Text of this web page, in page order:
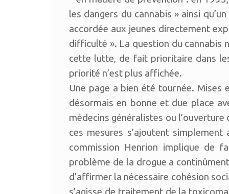
les dangers du cannabis » ainsi
accordée aux jeunes directement
difficulté ». La question du cannabis
cette lutte, de fait prioritaire dans
priorité n’est plus affichée.
Une page a bien été tournée. Mises
désormais en bonne et due place
médecins généralistes ou
ces mesures s’ajoutent
commission Henrion implique de
problème de la drogue a
d’affirmer la nécessaire cohésion
s’agisse de traitement de la